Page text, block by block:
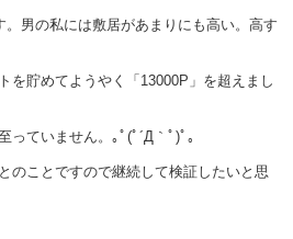
。男の私には敷居があまりにも高い。高す
を貯めてようやく「13000P」を超えまし
ていません。｡ﾟ(ﾟ´Д｀ﾟ)ﾟ｡
のことですので継続して検証したいと思